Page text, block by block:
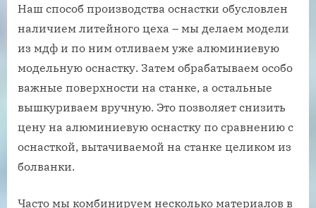
Наш способ производства оснастки обусловлен
наличием литейного цеха – мы делаем модели
из мдф и по ним отливаем уже алюминиевую
модельную оснастку. Затем обрабатываем особо
важные поверхности на станке, а остальные
вышкуриваем вручную. Это позволяет снизить
цену на алюминиевую оснастку по сравнению с
оснасткой, вытачиваемой на станке целиком из
болванки.
Часто мы комбинируем несколько материалов в